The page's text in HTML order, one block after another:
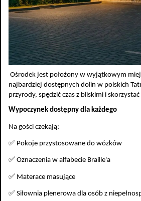
Ośrodek jest położony w wyjątkowym
najbardziej dostępnych dolin w polskich
przyrody, spędzić czas z bliskimi i
Wypoczynek dostępny dla każdego
Na gości czekają:
✅ Pokoje przystosowane do wózków
✅ Oznaczenia w alfabecie Braille'a
✅ Materace masujące
✅ Siłownia plenerowa dla osób z